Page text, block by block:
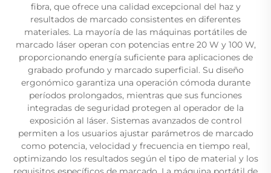
fibra, que ofrece una calidad excepcional del haz y
resultados de marcado consistentes en diferentes
materiales. La mayoría de las máquinas portátiles de
marcado láser operan con potencias entre 20 W y 100 W,
proporcionando energía suficiente para aplicaciones de
grabado profundo y marcado superficial. Su diseño
ergonómico garantiza una operación cómoda durante
períodos prolongados, mientras que sus funciones
integradas de seguridad protegen al operador de la
exposición al láser. Sistemas avanzados de control
permiten a los usuarios ajustar parámetros de marcado
como potencia, velocidad y frecuencia en tiempo real,
optimizando los resultados según el tipo de material y los